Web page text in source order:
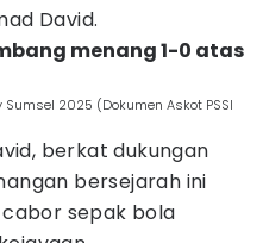
David.
menang 1-0 atas
2025 (Dokumen Askot PSSI
berkat dukungan
bersejarah ini
sepak bola